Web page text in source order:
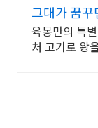
그대가 꿈
육몽만의 특
처 고기로 왕